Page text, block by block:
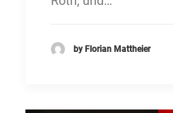
by Florian Mattheier